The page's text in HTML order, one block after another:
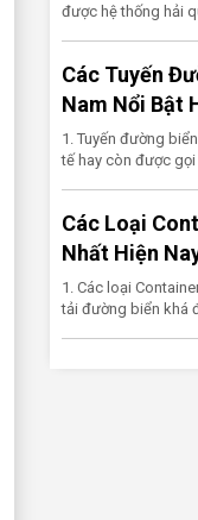
được hệ thống hải
Các Tuyến
Nam Nổi Bật
1. Tuyến đường
tế hay còn được gọi
Các Loại
Nhất Hiện
1. Các loại
tải đường biển khá